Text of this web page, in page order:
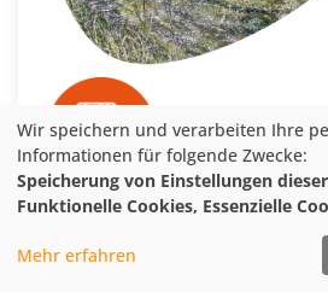
Veranstaltung
Wir speichern und verarbeiten Ihre
Informationen für folgende Zwecke:
Speicherung von Einstellungen
Funktionelle Cookies, Essenzielle
Mehr erfahren